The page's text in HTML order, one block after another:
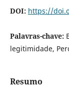
DOI: https://
Palavras-chave:
legitimidade,
Resumo